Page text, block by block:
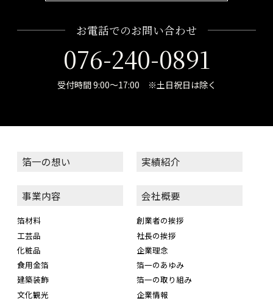
お電話でのお問い合わせ
076-240-0891
受付時間 9:00～17:00 ※土日祝日は除く
箔一の想い
事業内容
箔材料
工芸品
化粧品
食用金箔
建築装飾
文化観光
実績紹介
会社概要
創業者の挨拶
社長の挨拶
企業理念
箔一のあゆみ
箔一の取り組み
企業情報